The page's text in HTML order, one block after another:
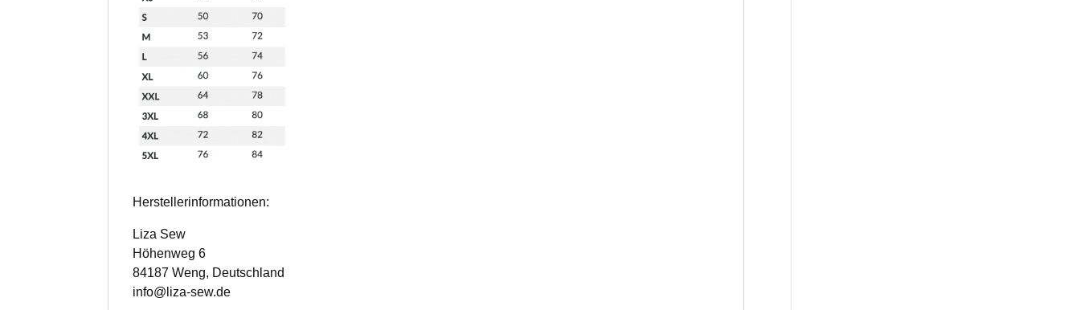
Herstellerinformationen:
Liza Sew
Höhenweg 6
84187 Weng, Deutschland
info@liza-sew.de